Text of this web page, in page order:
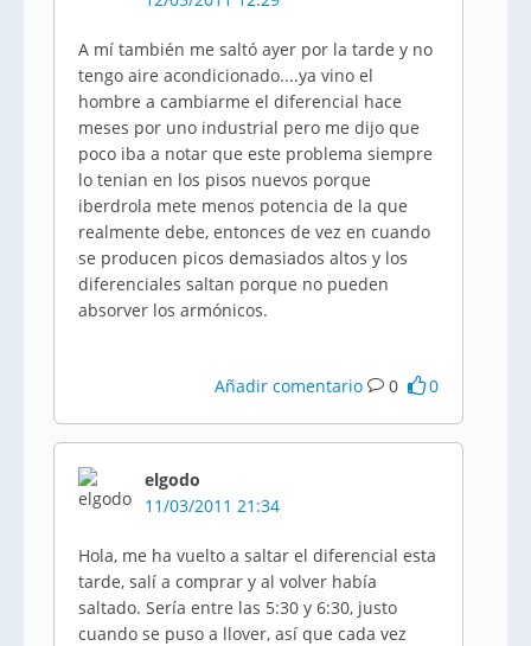
A mí también me saltó ayer por la tarde y no
tengo aire acondicionado....ya vino el
hombre a cambiarme el diferencial hace
meses por uno industrial pero me dijo que
poco iba a notar que este problema siempre
lo tenian en los pisos nuevos porque
iberdrola mete menos potencia de la que
realmente debe, entonces de vez en cuando
se producen picos demasiados altos y los
diferenciales saltan porque no pueden
absorver los armónicos.
Añadir comentario 0 0
elgodo
11/03/2011 21:34
Hola, me ha vuelto a saltar el diferencial esta
tarde, salí a comprar y al volver había
saltado. Sería entre las 5:30 y 6:30, justo
cuando se puso a llover, así que cada vez